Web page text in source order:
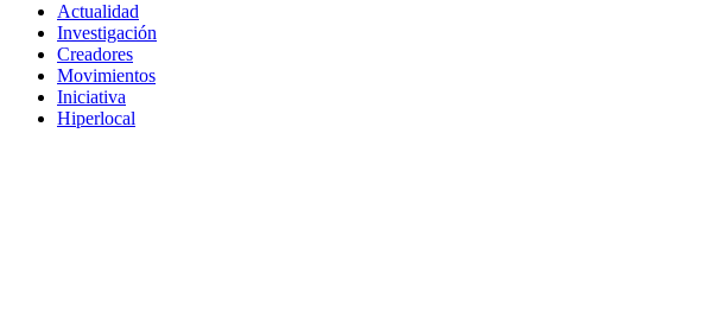
Actualidad
Investigación
Creadores
Movimientos
Iniciativa
Hiperlocal